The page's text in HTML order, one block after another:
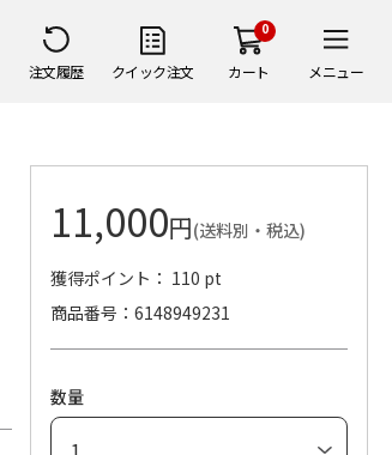
注文履歴 クイック注文
0
カート メニュー
11,000円(送料別・税込)
獲得ポイント： 110 pt
商品番号
6148949231
数量